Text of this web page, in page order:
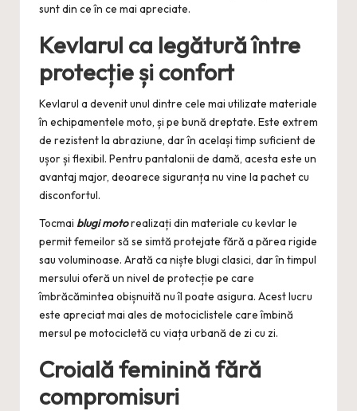
sunt din ce în ce mai apreciate.
Kevlarul ca legătură între
protecție și confort
Kevlarul a devenit unul dintre cele mai utilizate materiale
în echipamentele moto, și pe bună dreptate. Este extrem
de rezistent la abraziune, dar în același timp suficient de
ușor și flexibil. Pentru pantalonii de damă, acesta este un
avantaj major, deoarece siguranța nu vine la pachet cu
disconfortul.
Tocmai blugi motorealizați din materiale cu kevlar le
permit femeilor să se simtă protejate fără a părea rigide
sau voluminoase. Arată ca niște blugi clasici, dar în timpul
mersului oferă un nivel de protecție pe care
îmbrăcămintea obișnuită nu îl poate asigura. Acest lucru
este apreciat mai ales de motociclistele care îmbină
mersul pe motocicletă cu viața urbană de zi cu zi.
Croială feminină fără
compromisuri